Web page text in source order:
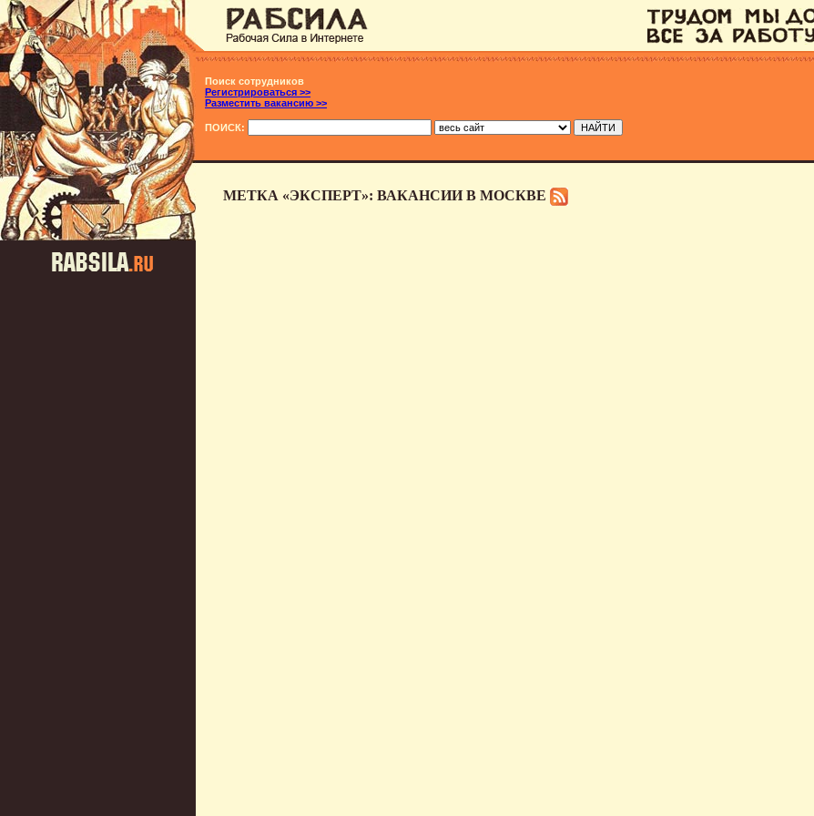
Поиск сотрудников
Регистрироваться >>
Разместить вакансию >>
ПОИСК:
МЕТКА «ЭКСПЕРТ»: ВАКАНСИИ В МОСКВЕ